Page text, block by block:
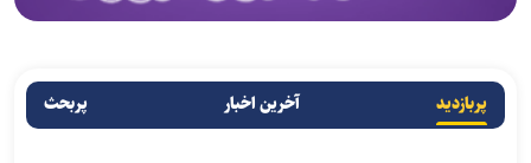
پربازدید آخرین اخبار پربحث